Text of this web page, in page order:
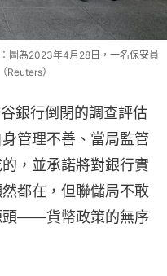
圖為2023年4月28日，一名保安員
Reuters）
銀行倒閉的調查評估
管理不善、當局監管
，並承諾將對銀行實
都在，但聯儲局不敢
頭——貨幣政策的無序